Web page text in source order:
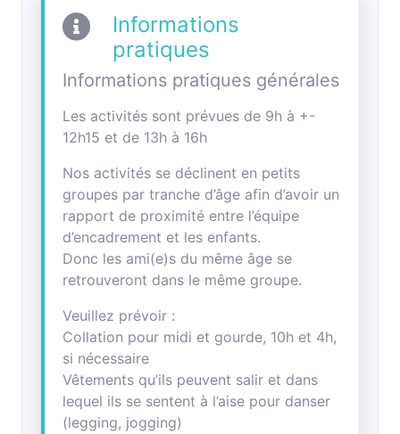
Informations
pratiques
Informations pratiques générales
Les activités sont prévues de 9h à +-
12h15 et de 13h à 16h
Nos activités se déclinent en petits
groupes par tranche d’âge afin d’avoir un
rapport de proximité entre l’équipe
d’encadrement et les enfants.
Donc les ami(e)s du même âge se
retrouveront dans le même groupe.
Veuillez prévoir :
Collation pour midi et gourde, 10h et 4h,
si nécessaire
Vêtements qu’ils peuvent salir et dans
lequel ils se sentent à l’aise pour danser
(legging, jogging)